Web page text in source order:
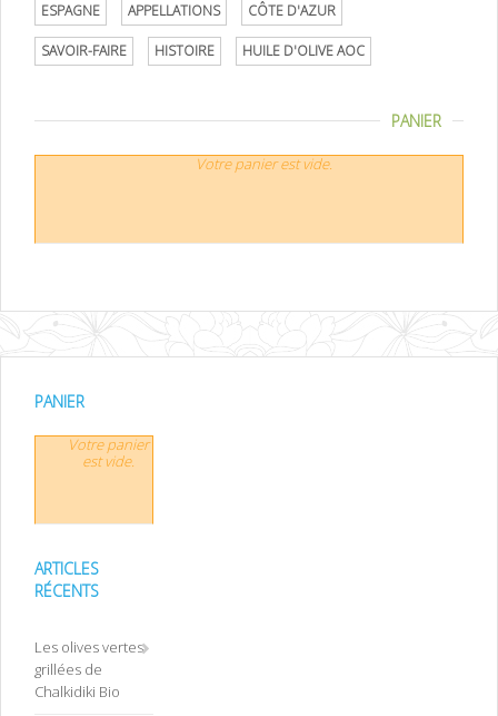
ESPAGNE APPELLATIONS CÔTE D'AZUR
SAVOIR-FAIRE HISTOIRE HUILE D'OLIVE AOC
PANIER
Votre panier est vide.
PANIER
Votre panier
est vide.
ARTICLES
RÉCENTS
Les olives vertes
grillées de
Chalkidiki Bio